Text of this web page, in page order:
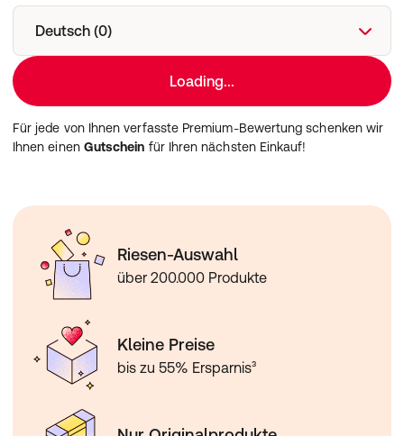
Deutsch (0)
Loading...
Für jede von Ihnen verfasste Premium-Bewertung schenken wir
Ihnen einen Gutschein für Ihren nächsten Einkauf!
Riesen-Auswahl
über 200.000 Produkte
Kleine Preise
bis zu 55% Ersparnis³